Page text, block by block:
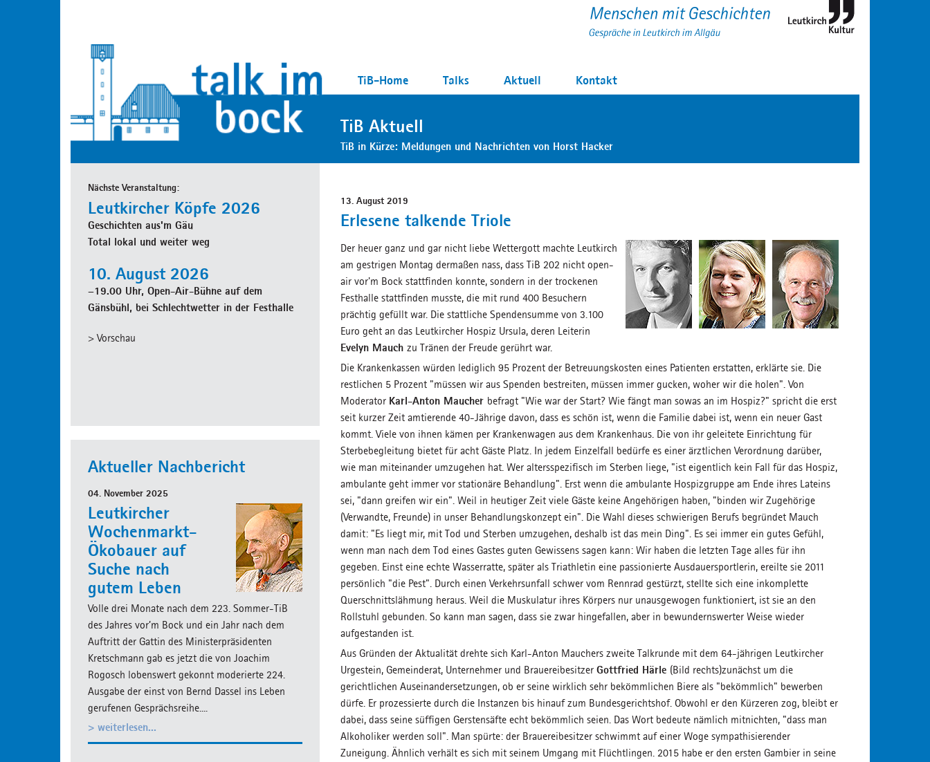
TiB-Home Talks Aktuell Kontakt
TiB Aktuell
TiB in Kürze: Meldungen und Nachrichten von Horst Hacker
Nächste Veranstaltung:
Leutkircher Köpfe 2026
Geschichten aus'm Gäu
Total lokal und weiter weg
10. August 2026
–19.00 Uhr, Open-Air-Bühne auf dem
Gänsbühl, bei Schlechtwetter in der Festhalle
> Vorschau
Aktueller Nachbericht
04. November 2025
Leutkircher
Wochenmarkt-
Ökobauer auf
Suche nach
gutem Leben
Volle drei Monate nach dem 223. Sommer-TiB
des Jahres vor’m Bock und ein Jahr nach dem
Auftritt der Gattin des Ministerpräsidenten
Kretschmann gab es jetzt die von Joachim
Rogosch lobenswert gekonnt moderierte 224.
Ausgabe der einst von Bernd Dassel ins Leben
gerufenen Gesprächsreihe....
> weiterlesen...
13. August 2019
Erlesene talkende Triole
Der heuer ganz und gar nicht liebe Wettergott machte Leutkirch
am gestrigen Montag dermaßen nass, dass TiB 202 nicht open-
air vor'm Bock stattfinden konnte, sondern in der trockenen
Festhalle stattfinden musste, die mit rund 400 Besuchern
prächtig gefüllt war. Die stattliche Spendensumme von 3.100
Euro geht an das Leutkircher Hospiz Ursula, deren Leiterin
Evelyn Mauch zu Tränen der Freude gerührt war.
Die Krankenkassen würden lediglich 95 Prozent der Betreuungskosten eines Patienten erstatten, erklärte sie. Die
restlichen 5 Prozent "müssen wir aus Spenden bestreiten, müssen immer gucken, woher wir die holen". Von
Moderator Karl-Anton Maucher befragt "Wie war der Start? Wie fängt man sowas an im Hospiz?" spricht die erst
seit kurzer Zeit amtierende 40-Jährige davon, dass es schön ist, wenn die Familie dabei ist, wenn ein neuer Gast
kommt. Viele von ihnen kämen per Krankenwagen aus dem Krankenhaus. Die von ihr geleitete Einrichtung für
Sterbebegleitung bietet für acht Gäste Platz. In jedem Einzelfall bedürfe es einer ärztlichen Verordnung darüber,
wie man miteinander umzugehen hat. Wer altersspezifisch im Sterben liege, "ist eigentlich kein Fall für das Hospiz,
ambulante geht immer vor stationäre Behandlung". Erst wenn die ambulante Hospizgruppe am Ende ihres Lateins
sei, "dann greifen wir ein". Weil in heutiger Zeit viele Gäste keine Angehörigen haben, "binden wir Zugehörige
(Verwandte, Freunde) in unser Behandlungskonzept ein". Die Wahl dieses schwierigen Berufs begründet Mauch
damit: "Es liegt mir, mit Tod und Sterben umzugehen, deshalb ist das mein Ding". Es sei immer ein gutes Gefühl,
wenn man nach dem Tod eines Gastes guten Gewissens sagen kann: Wir haben die letzten Tage alles für ihn
gegeben. Einst eine echte Wasserratte, später als Triathletin eine passionierte Ausdauersportlerin, ereilte sie 2011
persönlich "die Pest". Durch einen Verkehrsunfall schwer vom Rennrad gestürzt, stellte sich eine inkomplette
Querschnittslähmung heraus. Weil die Muskulatur ihres Körpers nur unausgewogen funktioniert, ist sie an den
Rollstuhl gebunden. So kann man sagen, dass sie zwar hingefallen, aber in bewundernswerter Weise wieder
aufgestanden ist.
Aus Gründen der Aktualität drehte sich Karl-Anton Mauchers zweite Talkrunde mit dem 64-jährigen Leutkircher
Urgestein, Gemeinderat, Unternehmer und Brauereibesitzer Gottfried Härle (Bild rechts)zunächst um die
gerichtlichen Auseinandersetzungen, ob er seine wirklich sehr bekömmlichen Biere als "bekömmlich" bewerben
dürfe. Er prozessierte durch die Instanzen bis hinauf zum Bundesgerichtshof. Obwohl er den Kürzeren zog, bleibt er
dabei, dass seine süffigen Gerstensäfte echt bekömmlich seien. Das Wort bedeute nämlich mitnichten, "dass man
Alkoholiker werden soll". Man spürte: der Brauereibesitzer schwimmt auf einer Woge sympathisierender
Zuneigung. Ähnlich verhält es sich mit seinem Umgang mit Flüchtlingen. 2015 habe er den ersten Gambier in seine